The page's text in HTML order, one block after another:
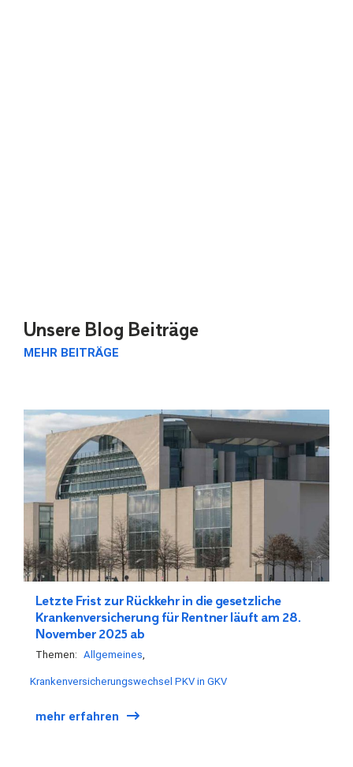
Unsere Blog Beiträge
MEHR BEITRÄGE
Letzte Frist zur Rückkehr in die gesetzliche
Krankenversicherung für Rentner läuft am 28.
November 2025 ab
Themen: Allgemeines
Krankenversicherungswechsel PKV in GKV
mehr erfahren